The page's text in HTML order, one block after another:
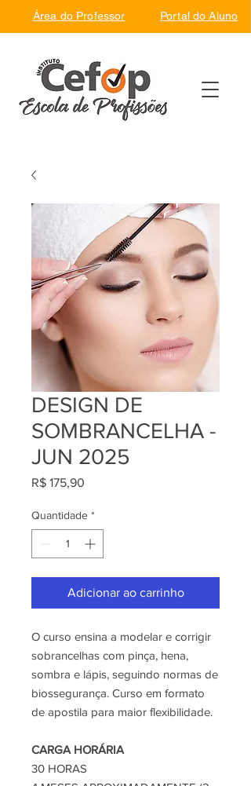
Área do Professor Portal do Aluno
DESIGN DE
SOMBRANCELHA -
JUN 2025
R$ 175,90
Quantidade *
Adicionar ao carrinho
O curso ensina a modelar e corrigir
sobrancelhas com pinça, hena,
sombra e lápis, seguindo normas de
biossegurança. Curso em formato
de apostila para maior flexibilidade.
CARGA HORÁRIA
30 HORAS